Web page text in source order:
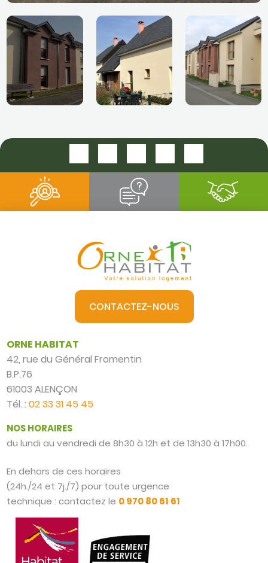
RES ASTON KNIGHT-BEAUMONT ROGER
CONTACTEZ-NOUS
ORNE HABITAT
42, rue du Général Fromentin
B.P.76
61003 ALENÇON
Tél. :02 33 31 45 45
NOS HORAIRES
du lundi au vendredi de 8h30 à 12h et de 13h30 à 17h00.
En dehors de ces horaires
(24h./24 et 7j./7) pour toute urgence
technique : contactez le 0 970 80 61 61